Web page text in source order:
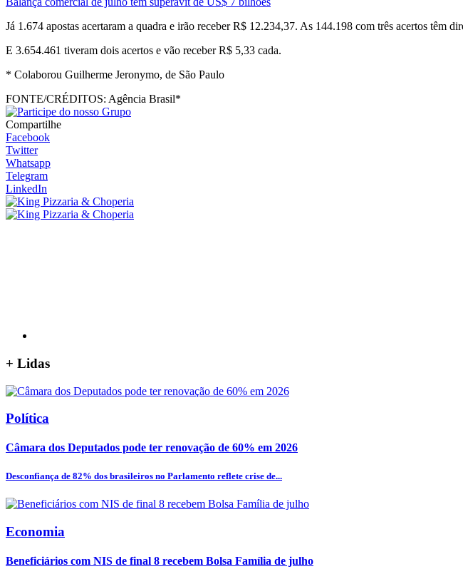
Já 1.674 apostas acertaram a quadra e irão receber R$ 12.234,37. As 144.198 com três acertos têm
E 3.654.461 tiveram dois acertos e vão receber R$ 5,33 cada.
* Colaborou Guilherme Jeronymo, de São Paulo
FONTE/CRÉDITOS: Agência Brasil*
Compartilhe
Facebook
Twitter
Whatsapp
Telegram
LinkedIn
+ Lidas
Política
Câmara dos Deputados pode ter renovação de 60% em 2026
Desconfiança de 82% dos brasileiros no Parlamento reflete crise de...
Economia
Beneficiários com NIS de final 8 recebem Bolsa Família de julho